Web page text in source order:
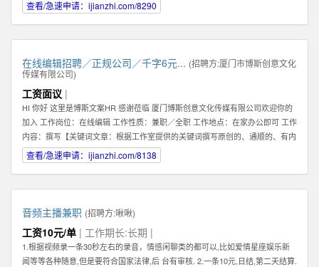
查看/急速申请：ijianzhi.com/8290
在线编辑招聘／正规公司／千字6元... (招聘方:厦门市博斯创意文化
传媒有限公司)
工资面议 |
HI 你好 这里是博斯文案HR 感谢莅临 厦门博斯创意文化传媒有限公司欢迎你的
加入 工作岗位：在线编辑 工作性质：兼职／全职 工作地点：在家办公即可 工作
内容：撰写【关键词文章：根据工作室提供的关键词撰写原创的、通顺的、有内
容的文章】 文章要求：质量一般，重点要求原创（不可复制网络文章）、通
顺。 编辑薪资：稿酬制。【6元／1000字】 非诚勿扰。考虑清楚自己是否合
查看/急速申请：ijianzhi.com/8138
音频主播兼职 (招聘方:啾啾)
工资10元/单 | 工作期长:长期 |
1.根据视频录一条30秒左右的录音，情感闲聊类的都可以,比如爱情星座娱乐新
闻等等各种随意,但是要符合国家法律,后 台有审核. 2.一条10元,日结,第二天结算.